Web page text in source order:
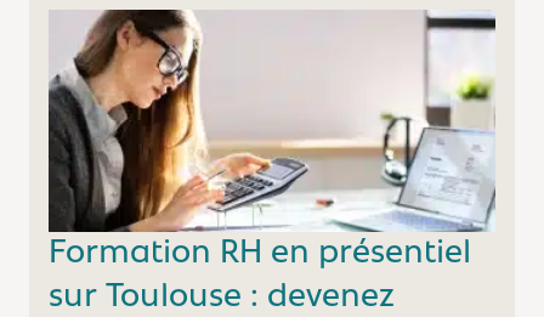
Formation RH en présentiel
sur Toulouse : devenez